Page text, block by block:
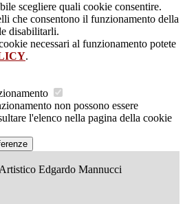
scegliere quali cookie consentire.
che consentono il funzionamento della
disabilitarli.
necessari al funzionamento potete
.
non possono essere
l'elenco nella pagina della cookie
Edgardo Mannucci